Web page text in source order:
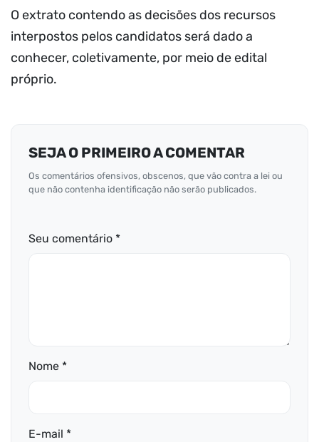
O extrato contendo as decisões dos recursos
interpostos pelos candidatos será dado a
conhecer, coletivamente, por meio de edital
próprio.
SEJA O PRIMEIRO A COMENTAR
Os comentários ofensivos, obscenos, que vão contra a lei ou
que não contenha identificação não serão publicados.
Seu comentário *
Nome *
E-mail *